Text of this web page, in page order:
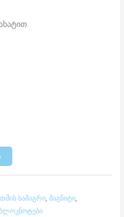
თმის სამაგრი,მაგნიტი,